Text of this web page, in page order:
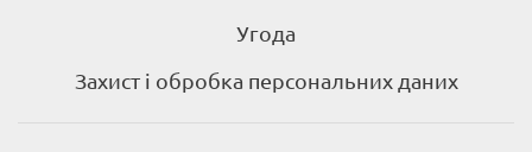
Угода
Захист і обробка персональних даних